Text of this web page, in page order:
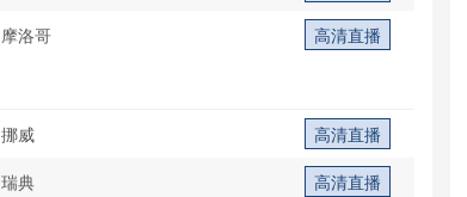
摩洛哥 高清直播
挪威
高清直播
瑞典
高清直播